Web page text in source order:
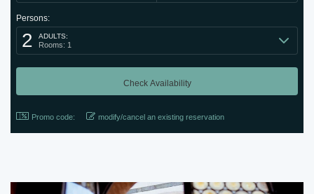
Persons:
2 ADULTS:
Rooms: 1
Promo code: modify/cancel an existing reservation